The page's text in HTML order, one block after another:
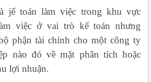
jế toán làm việc trong khu vực
việc ở vai trò kế toán nhưng
phận tài chính cho một công ty
nào đó về mặt phân tích hoặc
lợi nhuận.